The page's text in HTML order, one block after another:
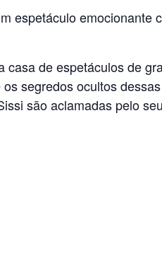
espetáculo emocionante
de espetáculos de
segredos ocultos
são aclamadas pelo